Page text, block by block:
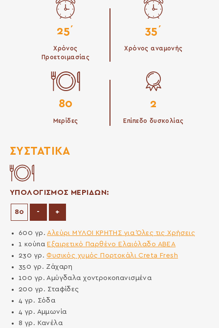
25΄
Χρόνος
Προετοιμασίας
35΄
Χρόνος αναμονής
80
Μερίδες
2
Επίπεδο δυσκολίας
ΣΥΣΤΑΤΙΚΆ
ΥΠΟΛΟΓΙΣΜΟΣ ΜΕΡΙΔΩΝ:
- Μείωση μερίδων
+Αύξηση μερίδων
600 γρ. Αλεύρι ΜΥΛΟΙ ΚΡΗΤΗΣ για Όλες τις Χρήσεις
1 κούπαΕξαιρετικό Παρθένο Ελαιόλαδο ΑΒΕΑ
230 γρ. Φυσικός χυμός Πορτοκάλι Creta Fresh
350 γρ. Ζάχαρη
100 γρ. Αμύγδαλα χοντροκοπανισμένα
200 γρ. Σταφίδες
4 γρ. Σόδα
4 γρ. Αμμωνία
8 γρ. Κανέλα